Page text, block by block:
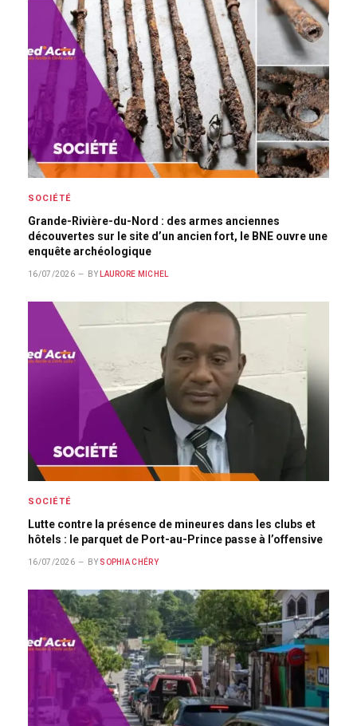
SOCIÉTÉ
Grande-Rivière-du-Nord : des armes anciennes
découvertes sur le site d’un ancien fort, le BNE ouvre une
enquête archéologique
16/07/2026 BY LAURORE MICHEL
SOCIÉTÉ
Lutte contre la présence de mineures dans les clubs et
hôtels : le parquet de Port-au-Prince passe à l’offensive
16/07/2026 BY SOPHIA CHÉRY